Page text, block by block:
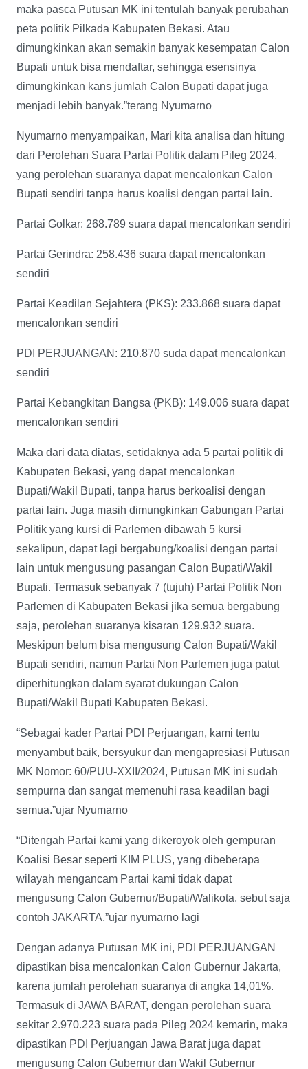
maka pasca Putusan MK ini tentulah banyak perubahan
peta politik Pilkada Kabupaten Bekasi. Atau
dimungkinkan akan semakin banyak kesempatan Calon
Bupati untuk bisa mendaftar, sehingga esensinya
dimungkinkan kans jumlah Calon Bupati dapat juga
menjadi lebih banyak.”terang Nyumarno
Nyumarno menyampaikan, Mari kita analisa dan hitung
dari Perolehan Suara Partai Politik dalam Pileg 2024,
yang perolehan suaranya dapat mencalonkan Calon
Bupati sendiri tanpa harus koalisi dengan partai lain.
Partai Golkar: 268.789 suara dapat mencalonkan sendiri
Partai Gerindra: 258.436 suara dapat mencalonkan
sendiri
Partai Keadilan Sejahtera (PKS): 233.868 suara dapat
mencalonkan sendiri
PDI PERJUANGAN: 210.870 suda dapat mencalonkan
sendiri
Partai Kebangkitan Bangsa (PKB): 149.006 suara dapat
mencalonkan sendiri
Maka dari data diatas, setidaknya ada 5 partai politik di
Kabupaten Bekasi, yang dapat mencalonkan
Bupati/Wakil Bupati, tanpa harus berkoalisi dengan
partai lain. Juga masih dimungkinkan Gabungan Partai
Politik yang kursi di Parlemen dibawah 5 kursi
sekalipun, dapat lagi bergabung/koalisi dengan partai
lain untuk mengusung pasangan Calon Bupati/Wakil
Bupati. Termasuk sebanyak 7 (tujuh) Partai Politik Non
Parlemen di Kabupaten Bekasi jika semua bergabung
saja, perolehan suaranya kisaran 129.932 suara.
Meskipun belum bisa mengusung Calon Bupati/Wakil
Bupati sendiri, namun Partai Non Parlemen juga patut
diperhitungkan dalam syarat dukungan Calon
Bupati/Wakil Bupati Kabupaten Bekasi.
“Sebagai kader Partai PDI Perjuangan, kami tentu
menyambut baik, bersyukur dan mengapresiasi Putusan
MK Nomor: 60/PUU-XXII/2024, Putusan MK ini sudah
sempurna dan sangat memenuhi rasa keadilan bagi
semua.”ujar Nyumarno
“Ditengah Partai kami yang dikeroyok oleh gempuran
Koalisi Besar seperti KIM PLUS, yang dibeberapa
wilayah mengancam Partai kami tidak dapat
mengusung Calon Gubernur/Bupati/Walikota, sebut saja
contoh JAKARTA,”ujar nyumarno lagi
Dengan adanya Putusan MK ini, PDI PERJUANGAN
dipastikan bisa mencalonkan Calon Gubernur Jakarta,
karena jumlah perolehan suaranya di angka 14,01%.
Termasuk di JAWA BARAT, dengan perolehan suara
sekitar 2.970.223 suara pada Pileg 2024 kemarin, maka
dipastikan PDI Perjuangan Jawa Barat juga dapat
mengusung Calon Gubernur dan Wakil Gubernur